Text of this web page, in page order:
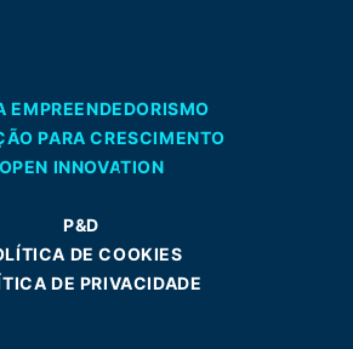
EMPREENDEDORISMO
PARA CRESCIMENTO
OPEN INNOVATION
P&D
DE COOKIES
DE PRIVACIDADE